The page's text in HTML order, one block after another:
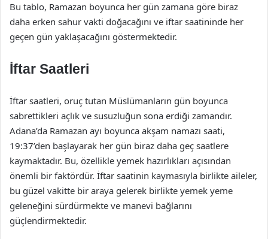
Bu tablo, Ramazan boyunca her gün zamana göre biraz
daha erken sahur vakti doğacağını ve iftar saatininde her
geçen gün yaklaşacağını göstermektedir.
İftar Saatleri
İftar saatleri, oruç tutan Müslümanların gün boyunca
sabrettikleri açlık ve susuzluğun sona erdiği zamandır.
Adana’da Ramazan ayı boyunca akşam namazı saati,
19:37’den başlayarak her gün biraz daha geç saatlere
kaymaktadır. Bu, özellikle yemek hazırlıkları açısından
önemli bir faktördür. İftar saatinin kaymasıyla birlikte aileler,
bu güzel vakitte bir araya gelerek birlikte yemek yeme
geleneğini sürdürmekte ve manevi bağlarını
güçlendirmektedir.